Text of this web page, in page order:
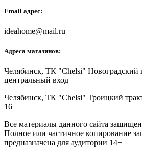
Email адрес:
ideahome@mail.ru
Адреса магазинов:
Челябинск, ТК "Chelsi" Новоградский
центральный вход
Челябинск, ТК "Chelsi" Троицкий
16
Все материалы данного сайта
Полное или частичное копирование
предназначена для аудитории 14+